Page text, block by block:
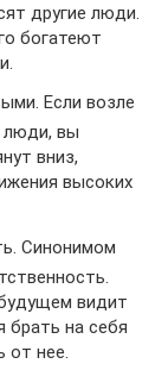
другие люди.
богатеют
Если возле
люди, вы
вниз,
высоких
Синонимом
видит
брать на себя
от нее.